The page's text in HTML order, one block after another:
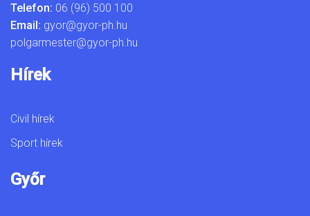
Telefon: 06 (96) 500 100
Email: gyor@gyor-ph.hu
polgarmester@gyor-ph.hu
Hírek
Civil hírek
Sport hírek
Győr